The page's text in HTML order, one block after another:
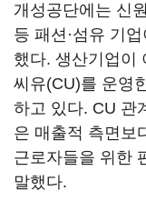
개성공단에는 신
등 패션·섬유 기
했다. 생산기업이
씨유(CU)를 운영
하고 있다. CU 관
은 매출적 측면보
근로자들을 위한
말했다.